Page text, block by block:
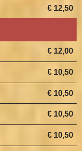
€ 12,50
€ 12,00
€ 10,50
€ 10,50
€ 10,50
€ 10,50